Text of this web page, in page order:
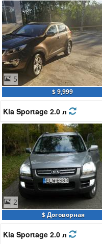
5
$ 9,999
Kia Sportage 2.0 л
2
$ Договорная
Kia Sportage 2.0 л